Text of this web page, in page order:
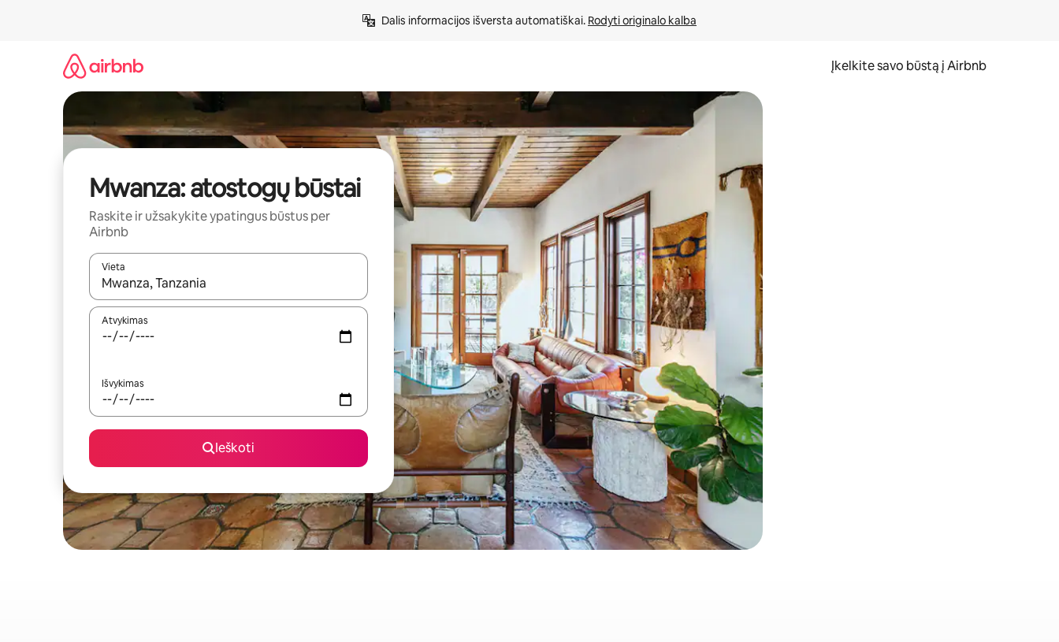
Dalis informacijos išversta automatiškai. Rodyti originalo kalba
Įkelkite savo būstą į Airbnb
Mwanza: atostogų būstai
Raskite ir užsakykite ypatingus būstus per
Airbnb
Vieta
Kai pasirodys paieškos rezultatai, juos naršyti galite naudodami rodykles aukštyn ir žemyn arba liesdami ir braukdami per ekraną.
Atvykimas
Išvykimas
Ieškoti